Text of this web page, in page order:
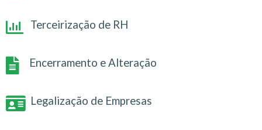
Terceirização de RH
Encerramento e Alteração
Legalização de Empresas